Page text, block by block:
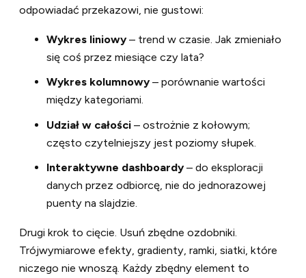
odpowiadać przekazowi, nie gustowi:
Wykres liniowy– trend w czasie. Jak zmieniało
się coś przez miesiące czy lata?
Wykres kolumnowy– porównanie wartości
między kategoriami.
Udział w całości – ostrożnie z kołowym;
często czytelniejszy jest poziomy słupek.
Interaktywne dashboardy– do eksploracji
danych przez odbiorcę, nie do jednorazowej
puenty na slajdzie.
Drugi krok to cięcie. Usuń zbędne ozdobniki.
Trójwymiarowe efekty, gradienty, ramki, siatki, które
niczego nie wnoszą. Każdy zbędny element to